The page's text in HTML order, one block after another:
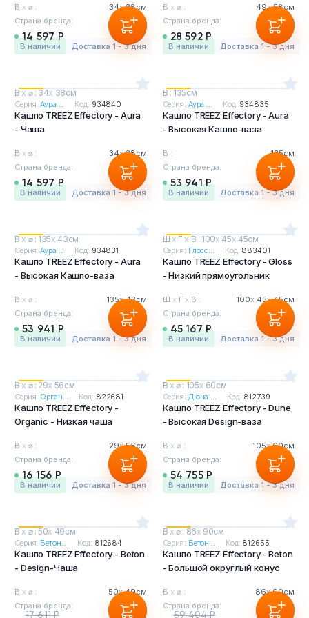
В х ⌀ : 34х38см
Страна бренда:
Бельгия
14 597 Р
в наличии Доставка 1 - 3 дня
В х ⌀ : 49х58см
Страна бренда:
Бельгия
28 592 Р
в наличии Доставка 1 - 3 дня
В х ⌀ : 34х 38см
Серия:Аура ... Код: 934840
Кашпо TREEZ Effectory - Aura
- Чаша
В х ⌀ : 34х38см
Страна бренда:
Бельгия
14 597 Р
в наличии Доставка 1 - 3 дня
В : 135см
Серия: Аура ... Код: 934835
Кашпо TREEZ Effectory - Aura
- Высокая Кашпо-ваза
В :
135см
Страна бренда:
Бельгия
53 941 Р
в наличии Доставка 1 - 3 дня
В х ⌀ : 135х 43см
Серия:Аура ... Код: 934831
Кашпо TREEZ Effectory - Aura
- Высокая Кашпо-ваза
В х ⌀ : 135х43см
Страна бренда:
Бельгия
53 941 Р
в наличии Доставка 1 - 3 дня
Ш х Г х В : 100х 45х 45см
Серия: Глосс... Код: 883401
Кашпо TREEZ Effectory - Gloss
- Низкий прямоугольник
Ш х Г х В : 100х 45х45см
Страна бренда:
Бельгия
45 167 Р
в наличии Доставка 1 - 3 дня
В х ⌀ : 29х 56см
Серия: Орган... Код: 822681
Кашпо TREEZ Effectory -
Organic - Низкая чаша
В х ⌀ : 29х56см
Страна бренда:
Бельгия
16 156 Р
в наличии Доставка 1 - 3 дня
В х ⌀ : 105х 60см
Серия: Дюна ... Код: 812739
Кашпо TREEZ Effectory - Dune
- Высокая Design-ваза
В х ⌀ : 105х60см
Страна бренда:
Бельгия
54 755 Р
в наличии Доставка 1 - 3 дня
В х ⌀ : 50х 49см
Серия: Бетон... Код: 812684
Кашпо TREEZ Effectory - Beton
- Design-Чаша
В х ⌀ : 50х49см
Страна бренда:
Бельгия
17 611 Р
В х ⌀ : 86х 90см
Серия: Бетон... Код: 812655
Кашпо TREEZ Effectory - Beton
- Большой округлый конус
В х ⌀ : 86х90см
Страна бренда:
Бельгия
59 404 Р